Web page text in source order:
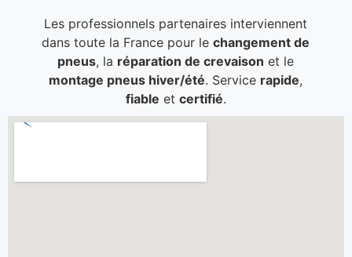
Les professionnels partenaires interviennent
dans toute la France pour lechangement de
pneus, la réparation de crevaison et le
montage pneus hiver/été. Service rapide,
fiable et certifié.